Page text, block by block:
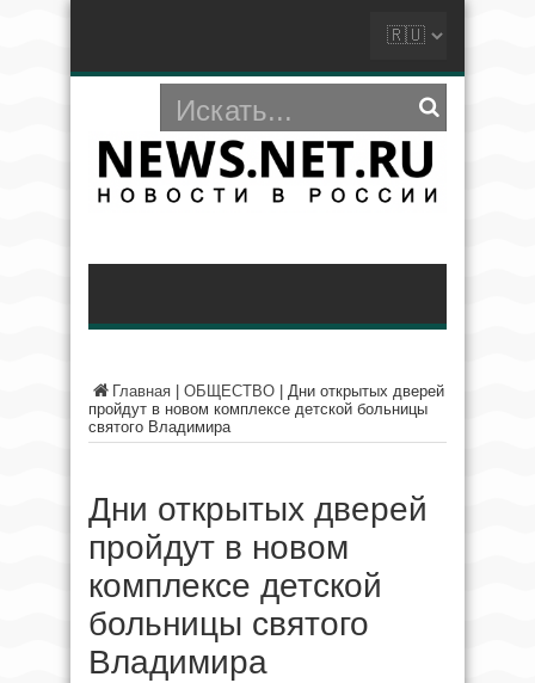
Главная ОБЩЕСТВО
Дни открытых дверей
пройдут в новом комплексе детской больницы
святого Владимира
Дни открытых дверей
пройдут в новом
комплексе детской
больницы святого
Владимира